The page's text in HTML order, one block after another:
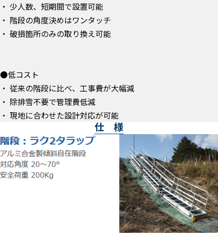
・ 少人数、短期間で設置可能
・ 階段の角度決めはワンタッチ
・ 破損箇所のみの取り換え可能
●低コスト
・ 従来の階段に比べ、工事費が大幅減
・ 除排雪不要で管理費低減
・ 現地に合わせた設計対応が可能
仕 様